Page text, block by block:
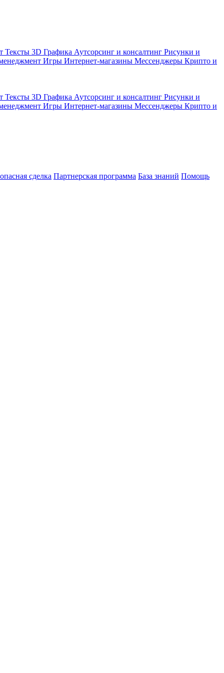
Тексты 3D Графика Аутсорсинг и консалтинг Рисунки и
Игры Интернет-магазины Мессенджеры Крипто и
Тексты 3D Графика Аутсорсинг и консалтинг Рисунки и
Игры Интернет-магазины Мессенджеры Крипто и
сделка Партнерская программа База знаний Помощь